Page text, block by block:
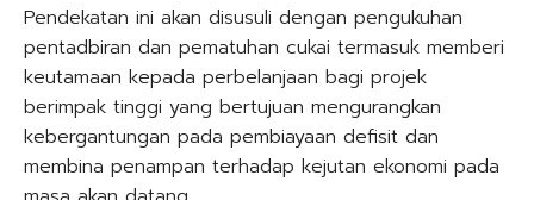
Pendekatan ini akan disusuli dengan pengukuhan
pentadbiran dan pematuhan cukai termasuk memberi
keutamaan kepada perbelanjaan bagi projek
berimpak tinggi yang bertujuan mengurangkan
kebergantungan pada pembiayaan defisit dan
membina penampan terhadap kejutan ekonomi pada